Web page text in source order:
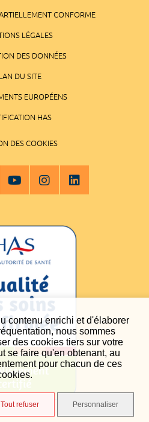
contenu enrichi et d'élaborer
nous sommes
des cookies tiers sur votre
se faire qu'en obtenant, au
pour chacun de ces
Tout refuser Personnaliser
CONFORME
LÉGALES
DES DONNÉES
DU SITE
EUROPÉENS
HAS
DES COOKIES